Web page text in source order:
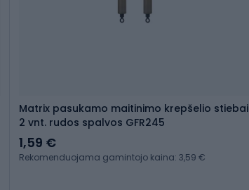
Matrix pasukamo maitinimo krepšelio stiebai
2 vnt. rudos spalvos GFR245
1,59 €
Rekomenduojama gamintojo kaina: 3,59 €